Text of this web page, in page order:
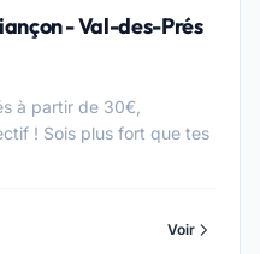
- Val-des-Prés
à partir de 30€,
! Sois plus fort que tes
Voir